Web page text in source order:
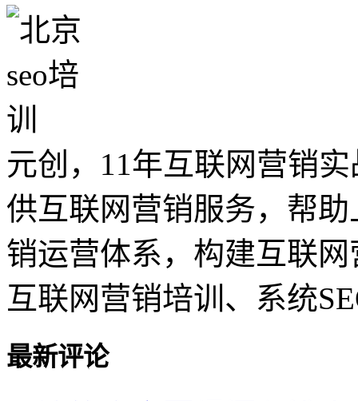
元创，11年互联网营销
供互联网营销服务，帮
销运营体系，构建互联
互联网营销培训、系统
最新评论